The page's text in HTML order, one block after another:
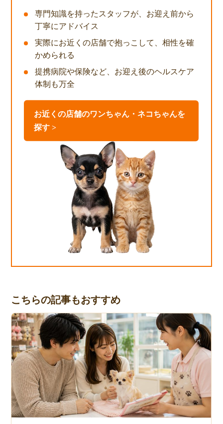
専門知識を持ったスタッフが、お迎え前から
丁寧にアドバイス
実際にお近くの店舗で抱っこして、相性を確
かめられる
提携病院や保険など、お迎え後のヘルスケア
体制も万全
お近くの店舗のワンちゃん・ネコちゃんを
探す >
こちらの記事もおすすめ